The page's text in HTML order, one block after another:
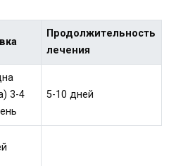
Продолжительность
лечения
3-4
5-10 дней